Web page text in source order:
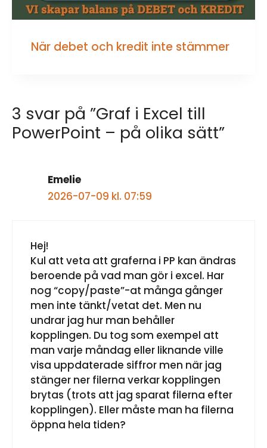
När debet och kredit inte stämmer
3 svar på ”Graf i Excel till
PowerPoint – på olika sätt”
Emelie
2026-07-09 kl. 07:59
Hej!
Kul att veta att graferna i PP kan ändras
beroende på vad man gör i excel. Har
nog “copy/paste”-at många gånger
men inte tänkt/vetat det. Men nu
undrar jag hur man behåller
kopplingen. Du tog som exempel att
man varje måndag eller liknande ville
visa uppdaterade siffror men när jag
stänger ner filerna verkar kopplingen
brytas (trots att jag sparat filerna efter
kopplingen). Eller måste man ha filerna
öppna hela tiden?